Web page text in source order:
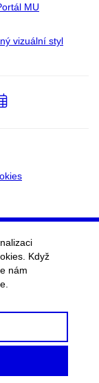
MU
vizuální styl
Přidat
Když
nám